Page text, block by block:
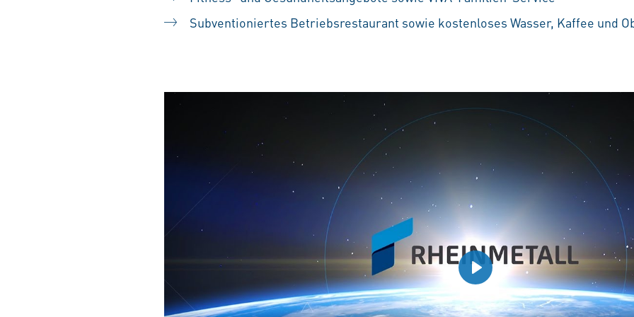
Subventioniertes Betriebsrestaurant sowie kostenloses Wasser, Kaffee und
Play